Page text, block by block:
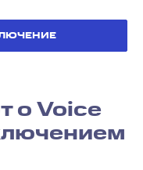
о Voice